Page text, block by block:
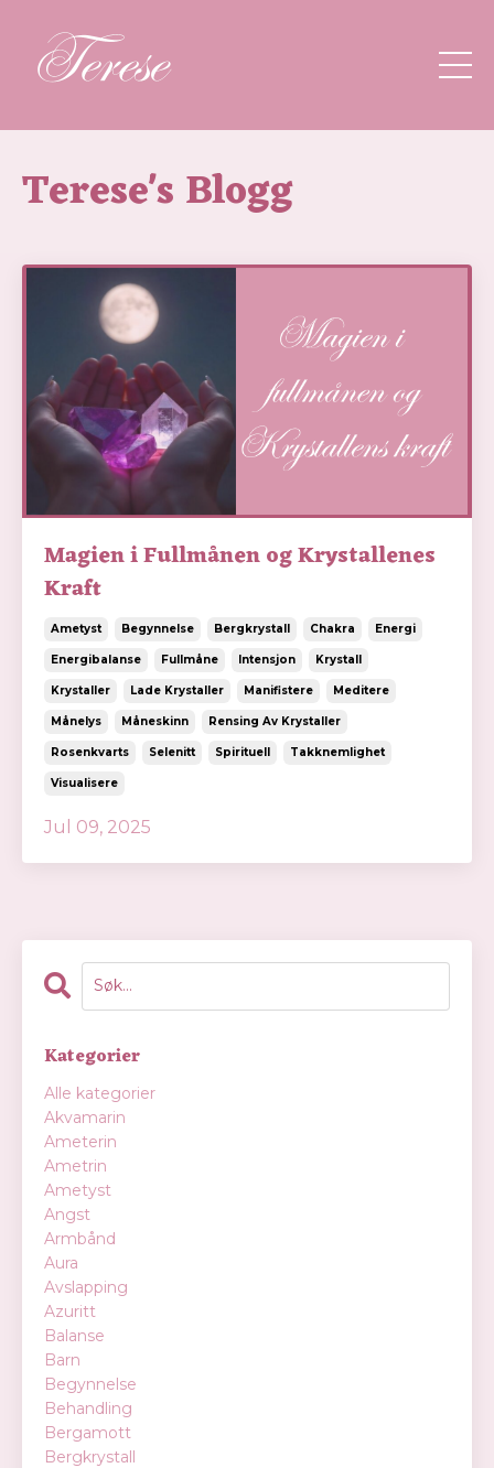
Terese's Blogg
Magien i Fullmånen og Krystallenes
Kraft
Ametyst Begynnelse Bergkrystall Chakra Energi
Energibalanse Fullmåne Intensjon Krystall
Krystaller Lade Krystaller Manifistere Meditere
Månelys Måneskinn Rensing Av Krystaller
Rosenkvarts Selenitt Spirituell Takknemlighet
Visualisere
Jul 09, 2025
Kategorier
Alle kategorier
Akvamarin
Ameterin
Ametrin
Ametyst
Angst
Armbånd
Aura
Avslapping
Azuritt
Balanse
Barn
Begynnelse
Behandling
Bergamott
Bergkrystall